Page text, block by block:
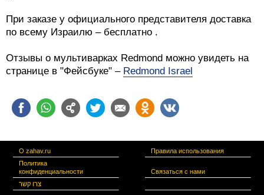
При заказе у официального представителя доставка
по всему Израилю – бесплатно .
Отзывы о мультиварках Redmond можно увидеть на
странице в "Фейсбуке" – Redmond Israel
О zahav.ru
Правила использования
Политика
конфиденциальности
Связаться с нами
צרו קשר